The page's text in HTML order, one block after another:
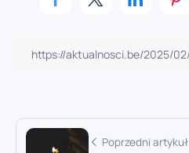
Poprzedni artykuł